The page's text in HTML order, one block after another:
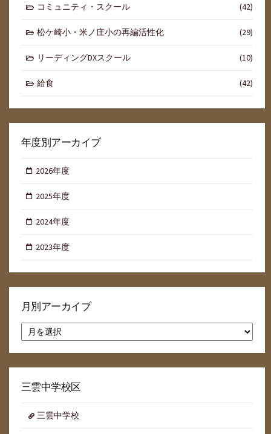
コミュニティ・スクール (42)
松ケ崎小・米ノ庄小の再編活性化 (29)
リーディングDXスクール (10)
給食 (42)
年度別アーカイブ
2026年度
2025年度
2024年度
2023年度
月別アーカイブ
別
ア
イ
三雲中学校区
三雲中学校